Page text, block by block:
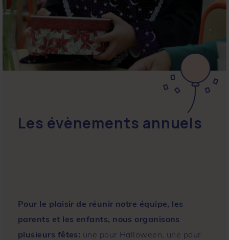
Les évènements annuels
Pour le plaisir de réunir notre équipe, les
parents et les enfants, nous organisons
plusieurs fêtes: une pour Halloween, une pour